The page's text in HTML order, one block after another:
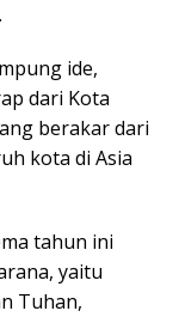
ide,
dari Kota
berakar dari
kota di Asia
tahun ini
yaitu
Tuhan,